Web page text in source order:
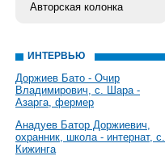
Авторская колонка
ИНТЕРВЬЮ
Доржиев Бато - Очир
Владимирович, с. Шара -
Азарга, фермер
Анадуев Батор Доржиевич,
охранник, школа - интернат, с.
Кижинга